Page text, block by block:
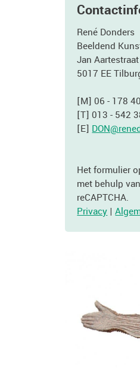
René Donders
Beeldend
Jan
5017 EE
[M] 06 - 178
[T] 013 - 542
[E]
Het formulier
met behulp
reCAPTCHA.
Privacy|